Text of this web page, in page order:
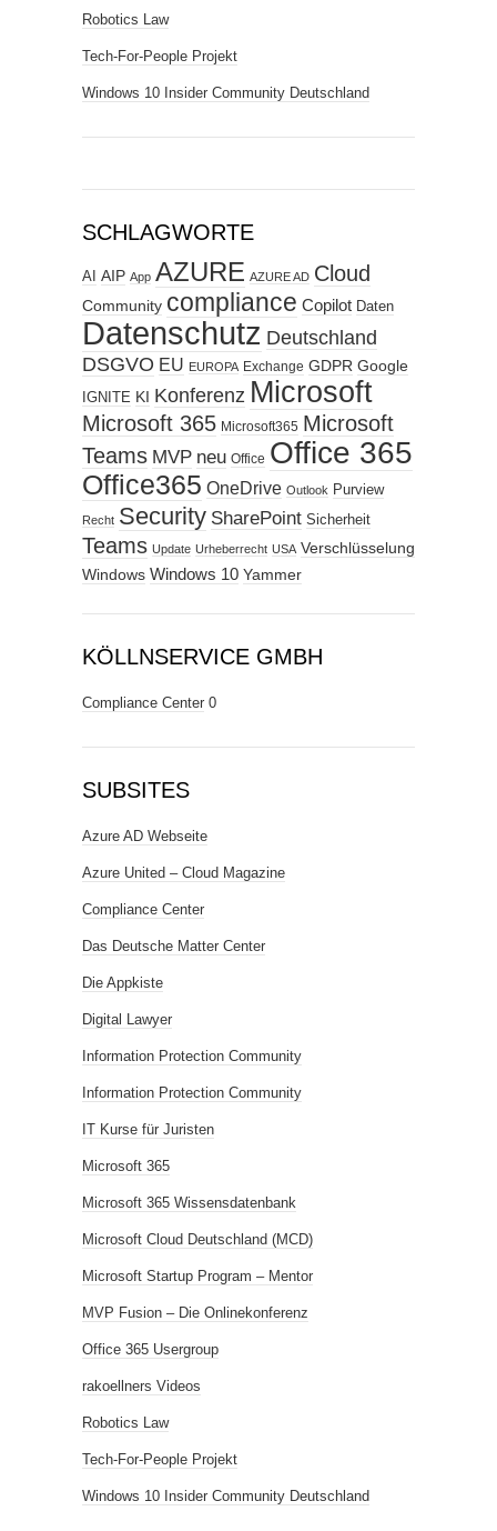
Robotics Law
Tech-For-People Projekt
Windows 10 Insider Community Deutschland
SCHLAGWORTE
AI AIP App AZURE AZURE AD Cloud
Community compliance Copilot Daten
Datenschutz Deutschland
DSGVO EU EUROPA Exchange GDPR Google
IGNITE KI Konferenz Microsoft
Microsoft 365 Microsoft365 Microsoft
Teams MVP neu Office Office 365
Office365 OneDrive Outlook Purview
Recht Security SharePoint Sicherheit
Teams Update Urheberrecht USA Verschlüsselung
Windows Windows 10 Yammer
KÖLLNSERVICE GMBH
Compliance Center 0
SUBSITES
Azure AD Webseite
Azure United – Cloud Magazine
Compliance Center
Das Deutsche Matter Center
Die Appkiste
Digital Lawyer
Information Protection Community
Information Protection Community
IT Kurse für Juristen
Microsoft 365
Microsoft 365 Wissensdatenbank
Microsoft Cloud Deutschland (MCD)
Microsoft Startup Program – Mentor
MVP Fusion – Die Onlinekonferenz
Office 365 Usergroup
rakoellners Videos
Robotics Law
Tech-For-People Projekt
Windows 10 Insider Community Deutschland